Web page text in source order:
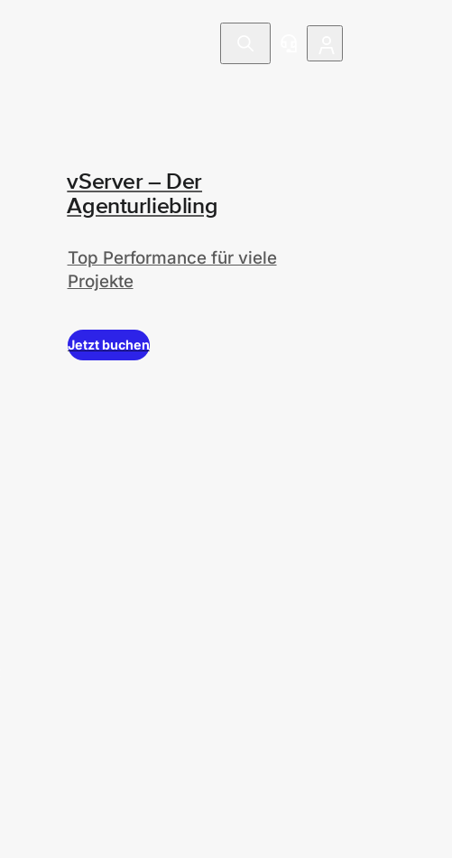
vServer – Der
Agenturliebling
Top Performance für viele
Projekte
Jetzt buchen